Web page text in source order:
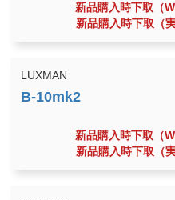
新品購入時下取（
新品購入時下取（実
LUXMAN
新品購入時下取（
新品購入時下取（実